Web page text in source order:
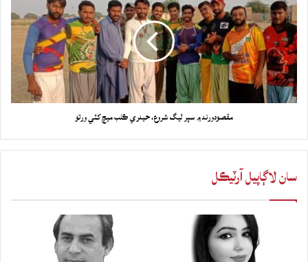
مقصودورند ۾ سپر ليگ شروع، حيدري ڪلب ميچ کٽي ورتو
سان لاڳاپيل آرٽيڪل